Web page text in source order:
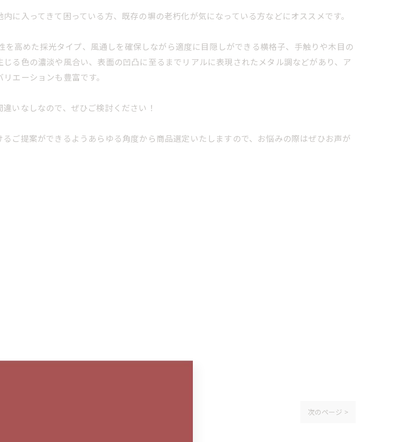
に入ってきて困っている方、既存の塀の老朽化が気になっている方などにオススメです。
高めた採光タイプ、風通しを確保しながら適度に目隠しができる横格子、手触りや木目の
る色の濃淡や風合い、表面の凹凸に至るまでリアルに表現されたメタル調などがあり、ア
エーションも豊富です。
いなしなので、ぜひご検討ください！
ご提案ができるようあらゆる角度から商品選定いたしますので、お悩みの際はぜひお声が
次のページ >